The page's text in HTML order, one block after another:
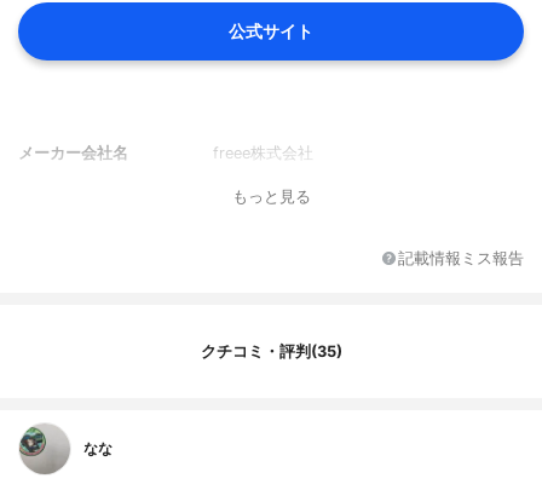
公式サイト
メーカー会社名 freee株式会社
もっと見る
記載情報ミス報告
クチコミ・評判(35)
なな